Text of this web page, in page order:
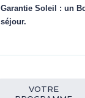
Garantie Soleil : un
séjour.
VOTRE